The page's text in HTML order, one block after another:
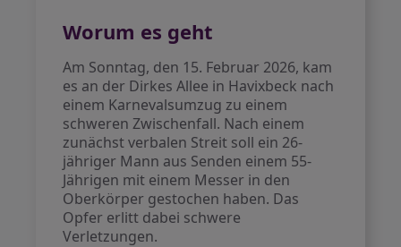
Worum es geht
Am Sonntag, den 15. Februar 2026, kam
es an der Dirkes Allee in Havixbeck nach
einem Karnevalsumzug zu einem
schweren Zwischenfall. Nach einem
zunächst verbalen Streit soll ein 26-
jähriger Mann aus Senden einem 55-
Jährigen mit einem Messer in den
Oberkörper gestochen haben. Das
Opfer erlitt dabei schwere
Verletzungen.